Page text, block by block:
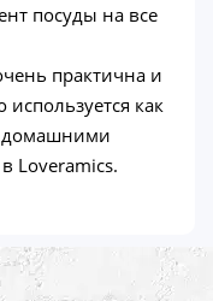
посуды на все
практична и
как
домашними
Loveramics.